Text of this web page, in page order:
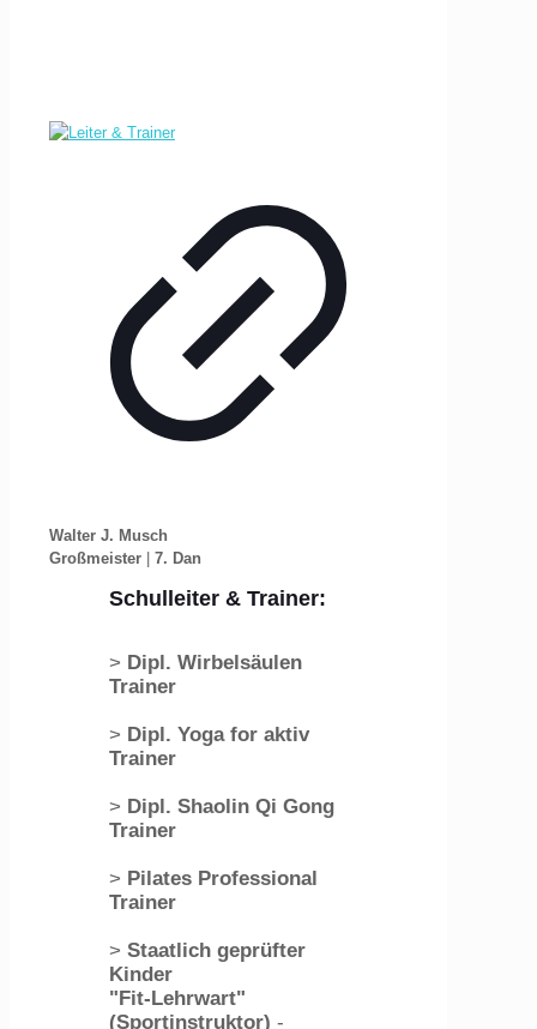
Walter J. Musch
Großmeister
7. Dan
Schulleiter & Trainer:
> Dipl. Wirbelsäulen
Trainer
> Dipl. Yoga for aktiv
Trainer
> Dipl. Shaolin Qi Gong
Trainer
> Pilates Professional
Trainer
> Staatlich geprüfter
Kinder
"Fit-Lehrwart"
(Sportinstruktor) -